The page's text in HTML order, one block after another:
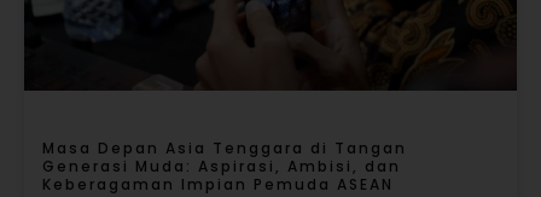
Masa Depan Asia Tenggara di Tangan
Generasi Muda: Aspirasi, Ambisi, dan
Keberagaman Impian Pemuda ASEAN